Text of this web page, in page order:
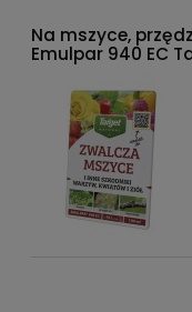
Na mszyce,
Emulpar 940 EC